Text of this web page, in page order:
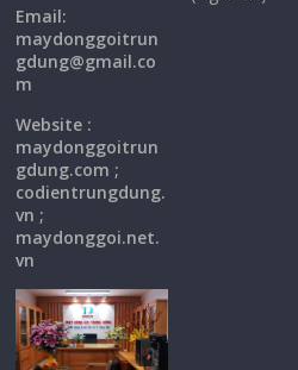
Email:
maydonggoitrun
gdung@gmail.co
m
Website :
maydonggoitrun
gdung.com ;
codientrungdung.
vn ;
maydonggoi.net.
vn